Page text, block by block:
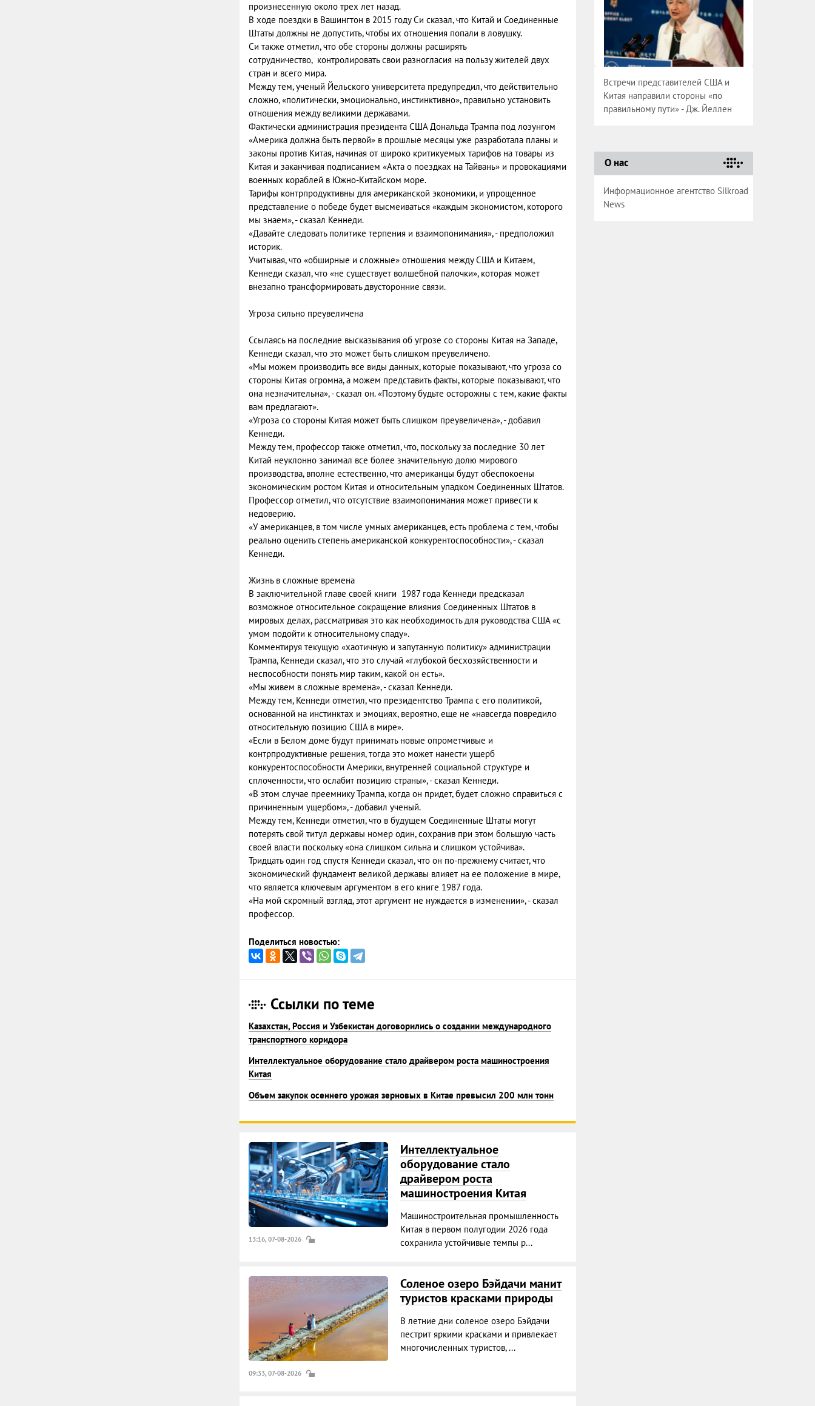
произнесенную около трех лет назад.
В ходе поездки в Вашингтон в 2015 году Си сказал, что Китай и Соединенные
Штаты должны не допустить, чтобы их отношения попали в ловушку.
Си также отметил, что обе стороны должны расширять
сотрудничество, контролировать свои разногласия на пользу жителей двух
стран и всего мира.
Между тем, ученый Йельского университета предупредил, что действительно
сложно, «политически, эмоционально, инстинктивно», правильно установить
отношения между великими державами.
Фактически администрация президента США Дональда Трампа под лозунгом
«Америка должна быть первой» в прошлые месяцы уже разработала планы и
законы против Китая, начиная от широко критикуемых тарифов на товары из
Китая и заканчивая подписанием «Акта о поездках на Тайвань» и провокациями
военных кораблей в Южно-Китайском море.
Тарифы контрпродуктивны для американской экономики, и упрощенное
представление о победе будет высмеиваться «каждым экономистом, которого
мы знаем», - сказал Кеннеди.
«Давайте следовать политике терпения и взаимопонимания», - предположил
историк.
Учитывая, что «обширные и сложные» отношения между США и Китаем,
Кеннеди сказал, что «не существует волшебной палочки», которая может
внезапно трансформировать двусторонние связи.
Угроза сильно преувеличена
Ссылаясь на последние высказывания об угрозе со стороны Китая на Западе,
Кеннеди сказал, что это может быть слишком преувеличено.
«Мы можем производить все виды данных, которые показывают, что угроза со
стороны Китая огромна, а можем представить факты, которые показывают, что
она незначительна», - сказал он. «Поэтому будьте осторожны с тем, какие факты
вам предлагают».
«Угроза со стороны Китая может быть слишком преувеличена», - добавил
Кеннеди.
Между тем, профессор также отметил, что, поскольку за последние 30 лет
Китай неуклонно занимал все более значительную долю мирового
производства, вполне естественно, что американцы будут обеспокоены
экономическим ростом Китая и относительным упадком Соединенных Штатов.
Профессор отметил, что отсутствие взаимопонимания может привести к
недоверию.
«У американцев, в том числе умных американцев, есть проблема с тем, чтобы
реально оценить степень американской конкурентоспособности», - сказал
Кеннеди.
Жизнь в сложные времена
В заключительной главе своей книги 1987 года Кеннеди предсказал
возможное относительное сокращение влияния Соединенных Штатов в
мировых делах, рассматривая это как необходимость для руководства США «с
умом подойти к относительному спаду».
Комментируя текущую «хаотичную и запутанную политику» администрации
Трампа, Кеннеди сказал, что это случай «глубокой бесхозяйственности и
неспособности понять мир таким, какой он есть».
«Мы живем в сложные времена», - сказал Кеннеди.
Между тем, Кеннеди отметил, что президентство Трампа с его политикой,
основанной на инстинктах и эмоциях, вероятно, еще не «навсегда повредило
относительную позицию США в мире».
«Если в Белом доме будут принимать новые опрометчивые и
контрпродуктивные решения, тогда это может нанести ущерб
конкурентоспособности Америки, внутренней социальной структуре и
сплоченности, что ослабит позицию страны», - сказал Кеннеди.
«В этом случае преемнику Трампа, когда он придет, будет сложно справиться с
причиненным ущербом», - добавил ученый.
Между тем, Кеннеди отметил, что в будущем Соединенные Штаты могут
потерять свой титул державы номер один, сохранив при этом большую часть
своей власти поскольку «она слишком сильна и слишком устойчива».
Тридцать один год спустя Кеннеди сказал, что он по-прежнему считает, что
экономический фундамент великой державы влияет на ее положение в мире,
что является ключевым аргументом в его книге 1987 года.
«На мой скромный взгляд, этот аргумент не нуждается в изменении», - сказал
профессор.
Поделиться новостью:
Ссылки по теме
Казахстан, Россия и Узбекистан договорились о создании международного
транспортного коридора
Интеллектуальное оборудование стало драйвером роста машиностроения
Китая
Объем закупок осеннего урожая зерновых в Китае превысил 200 млн тонн
13:16, 07-08-2026
Интеллектуальное
оборудование стало
драйвером роста
машиностроения Китая
Машиностроительная промышленность
Китая в первом полугодии 2026 года
сохранила устойчивые темпы р...
09:33, 07-08-2026
Соленое озеро Бэйдачи манит
туристов красками природы
В летние дни соленое озеро Бэйдачи
пестрит яркими красками и привлекает
многочисленных туристов, ...
Встречи представителей США и
Китая направили стороны «по
правильному пути» - Дж. Йеллен
О нас
Информационное агентство Silkroad
News